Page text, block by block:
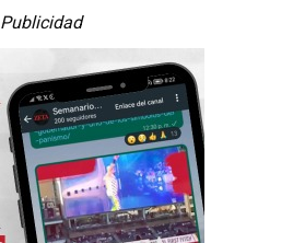
Publicidad